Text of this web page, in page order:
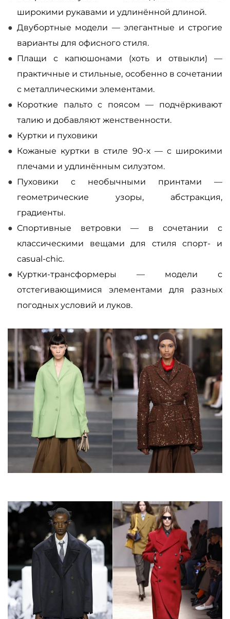
широкими рукавами и удлинённой длиной.
Двубортные модели —элегантные и строгие
варианты для офисного стиля.
Плащи с капюшонами (хоть и отвыкли) —
практичные и стильные, особенно в сочетании
с металлическими элементами.
Короткие пальто с поясом— подчёркивают
талию и добавляют женственности.
Куртки и пуховики
Кожаные куртки в стиле 90-х —с широкими
плечами и удлинённым силуэтом.
Пуховики с необычными принтами —
геометрические узоры, абстракция,
градиенты.
Спортивные ветровки— в сочетании с
классическими вещами для стиля спорт- и
casual-chic.
Куртки-трансформеры — модели с
отстегивающимися элементами для разных
погодных условий и луков.